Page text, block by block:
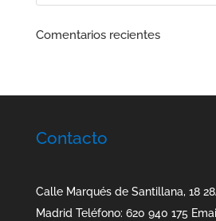
Comentarios recientes
Contacto
Calle Marqués de Santillana, 18
Madrid Teléfono: 620 940 175